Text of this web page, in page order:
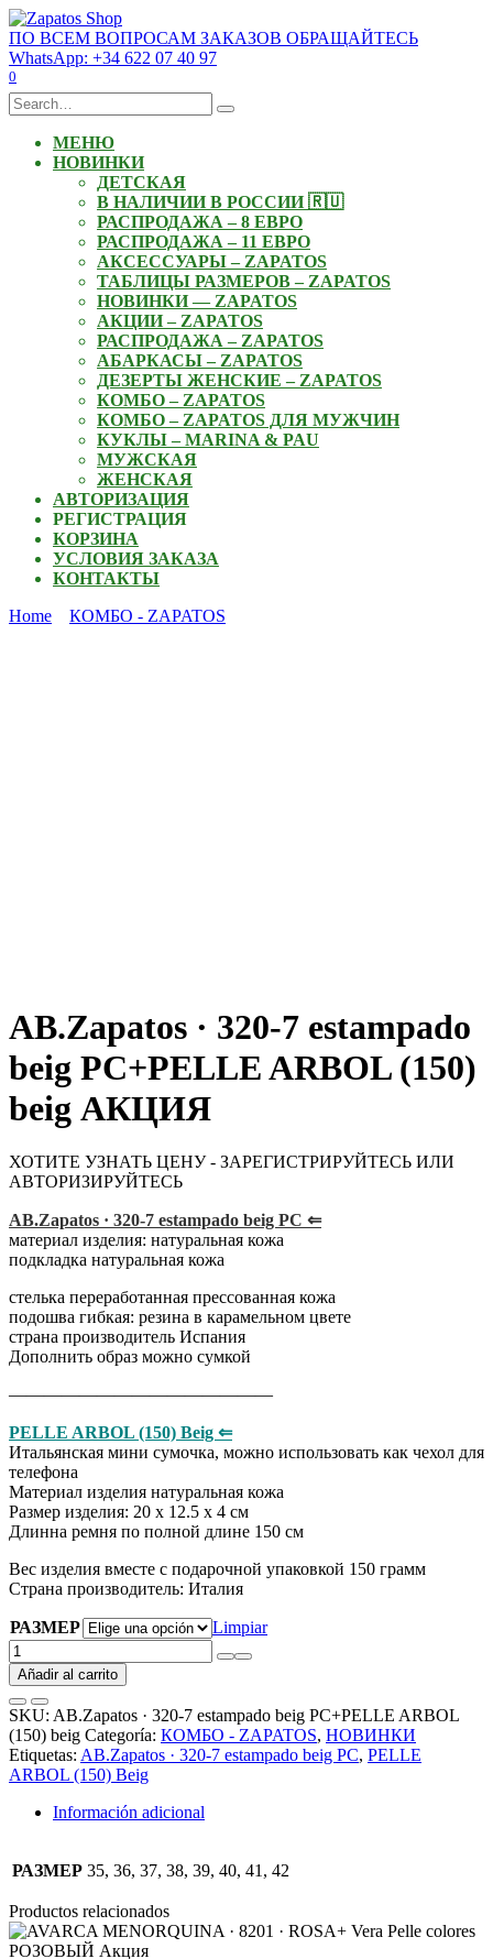
Skip
to
content
ПО ВСЕМ ВОПРОСАМ ЗАКАЗОВ ОБРАЩАЙТЕСЬ
WhatsApp: +34 622 07 40 97
0
Search
for:
МЕНЮ
НОВИНКИ
ДЕТСКАЯ
В НАЛИЧИИ В РОССИИ 🇷🇺
РАСПРОДАЖА – 8 ЕВРО
РАСПРОДАЖА – 11 ЕВРО
АКСЕССУАРЫ – ZAPATOS
ТАБЛИЦЫ РАЗМЕРОВ – ZAPATOS
НОВИНКИ — ZAPATOS
АКЦИИ – ZAPATOS
РАСПРОДАЖА – ZAPATOS
АБАРКАСЫ – ZAPATOS
ДЕЗЕРТЫ ЖЕНСКИЕ – ZAPATOS
КОМБО – ZAPATOS
КОМБО – ZAPATOS ДЛЯ МУЖЧИН
КУКЛЫ – MARINA & PAU
МУЖСКАЯ
ЖЕНСКАЯ
АВТОРИЗАЦИЯ
РЕГИСТРАЦИЯ
КОРЗИНА
УСЛОВИЯ ЗАКАЗА
КОНТАКТЫ
Home
КОМБО - ZAPATOS
AB.Zapatos · 320-7 estampado
beig PC+PELLE ARBOL (150)
beig АКЦИЯ
ХОТИТЕ УЗНАТЬ ЦЕНУ - ЗАРЕГИСТРИРУЙТЕСЬ ИЛИ
АВТОРИЗИРУЙТЕСЬ
AB.Zapatos · 320-7 estampado beig PC ⇐
материал изделия: натуральная кожа
подкладка натуральная кожа
стелька переработанная прессованная кожа
подошва гибкая: резина в карамельном цвете
страна производитель Испания
Дополнить образ можно сумкой
———————————————
PELLE ARBOL (150) Beig ⇐
Итальянская мини сумочка, можно использовать как чехол для
телефона
Материал изделия натуральная кожа
Размер изделия: 20 х 12.5 х 4 см
Длинна ремня по полной длине 150 см
Вес изделия вместе с подарочной упаковкой 150 грамм
Страна производитель: Италия
РАЗМЕР
Limpiar
AB.Zapatos
·
320-
7
estampado
beig
PC+PELLE
ARBOL
(150)
cantidad
Añadir al carrito
SKU: AB.Zapatos · 320-7 estampado beig PC+PELLE ARBOL
(150) beig Categoría: КОМБО - ZAPATOS, НОВИНКИ
Etiquetas: AB.Zapatos · 320-7 estampado beig PC, PELLE
ARBOL (150) Beig
Información adicional
РАЗМЕР 35, 36, 37, 38, 39, 40, 41, 42
Productos relacionados